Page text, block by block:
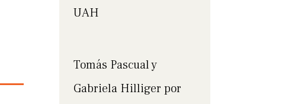
UAH
Tomás Pascual y
Gabriela Hilliger por